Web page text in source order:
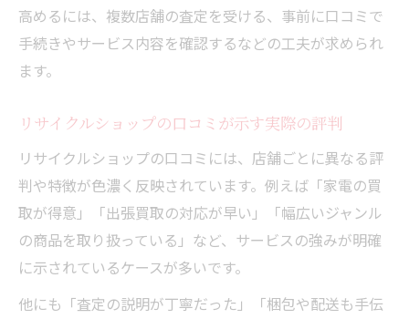
体験談を参考にリサイクルショップで納得
の売却
調査
利用者が語るリサイクルショップ出張買取
体験
出張買取を選ぶ際のリサイクルショップ比
較法
口コミでわかるリサイクルショップ出張買
取の実態
高めるには、複数店舗の査定を受ける、事前に口コミで
手続きやサービス内容を確認するなどの工夫が求められ
ます。
リサイクルショップの口コミが示す実際の評判
リサイクルショップの口コミには、店舗ごとに異なる評
判や特徴が色濃く反映されています。例えば「家電の買
取が得意」「出張買取の対応が早い」「幅広いジャンル
の商品を取り扱っている」など、サービスの強みが明確
に示されているケースが多いです。
他にも「査定の説明が丁寧だった」「梱包や配送も手伝